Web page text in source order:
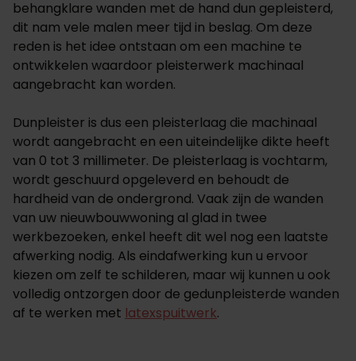
behangklare wanden met de hand dun gepleisterd,
dit nam vele malen meer tijd in beslag. Om deze
reden is het idee ontstaan om een machine te
ontwikkelen waardoor pleisterwerk machinaal
aangebracht kan worden.
Dunpleister is dus een pleisterlaag die machinaal
wordt aangebracht en een uiteindelijke dikte heeft
van 0 tot 3 millimeter. De pleisterlaag is vochtarm,
wordt geschuurd opgeleverd en behoudt de
hardheid van de ondergrond. Vaak zijn de wanden
van uw nieuwbouwwoning al glad in twee
werkbezoeken, enkel heeft dit wel nog een laatste
afwerking nodig. Als eindafwerking kun u ervoor
kiezen om zelf te schilderen, maar wij kunnen u ook
volledig ontzorgen door de gedunpleisterde wanden
af te werken met latexspuitwerk.